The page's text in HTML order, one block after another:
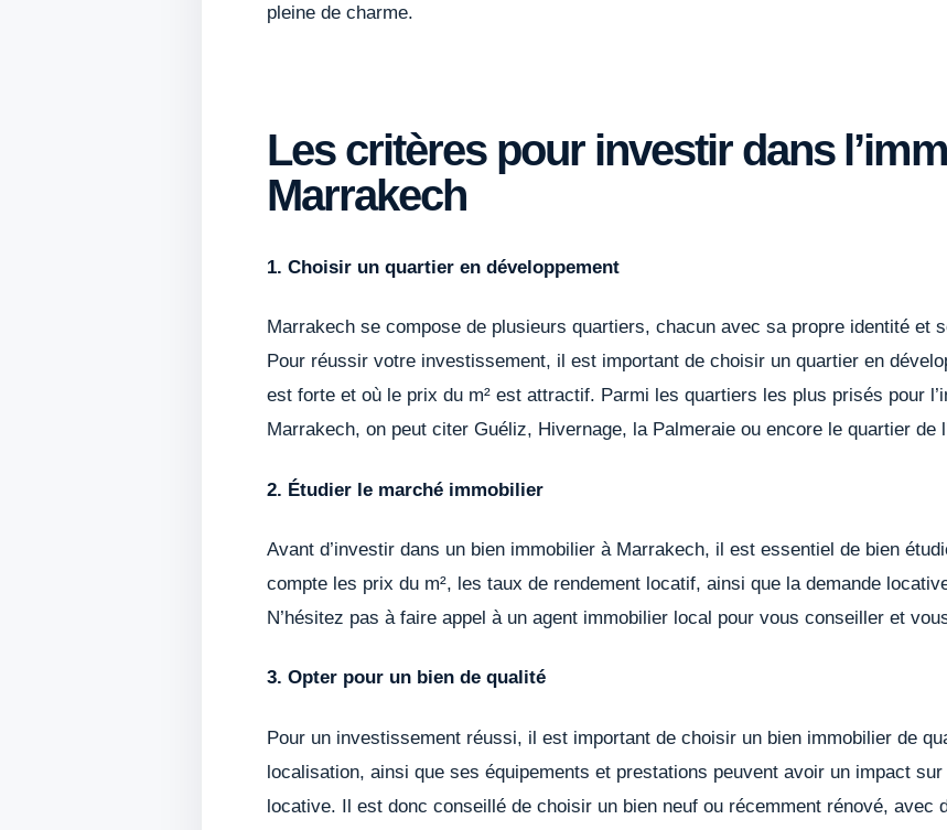
pleine de charme.
Les critères pour investir dans
Marrakech
1. Choisir un quartier en développement
Marrakech se compose de plusieurs quartiers, chacun avec sa propre identité et
Pour réussir votre investissement, il est important de choisir un quartier en
est forte et où le prix du m² est attractif. Parmi les quartiers les plus prisés pour
Marrakech, on peut citer Guéliz, Hivernage, la Palmeraie ou encore le quartier de
2. Étudier le marché immobilier
Avant d’investir dans un bien immobilier à Marrakech, il est essentiel de bien
compte les prix du m², les taux de rendement locatif, ainsi que la demande
N’hésitez pas à faire appel à un agent immobilier local pour vous conseiller et
3. Opter pour un bien de qualité
Pour un investissement réussi, il est important de choisir un bien immobilier de
localisation, ainsi que ses équipements et prestations peuvent avoir un impact
locative. Il est donc conseillé de choisir un bien neuf ou récemment rénové, avec